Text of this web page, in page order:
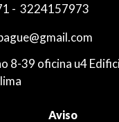
- 3224157973
8-39 oficina u4
Aviso